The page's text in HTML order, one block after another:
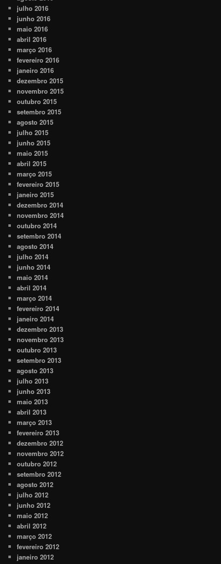
julho 2016
junho 2016
maio 2016
abril 2016
março 2016
fevereiro 2016
janeiro 2016
dezembro 2015
novembro 2015
outubro 2015
setembro 2015
agosto 2015
julho 2015
junho 2015
maio 2015
abril 2015
março 2015
fevereiro 2015
janeiro 2015
dezembro 2014
novembro 2014
outubro 2014
setembro 2014
agosto 2014
julho 2014
junho 2014
maio 2014
abril 2014
março 2014
fevereiro 2014
janeiro 2014
dezembro 2013
novembro 2013
outubro 2013
setembro 2013
agosto 2013
julho 2013
junho 2013
maio 2013
abril 2013
março 2013
fevereiro 2013
dezembro 2012
novembro 2012
outubro 2012
setembro 2012
agosto 2012
julho 2012
junho 2012
maio 2012
abril 2012
março 2012
fevereiro 2012
janeiro 2012